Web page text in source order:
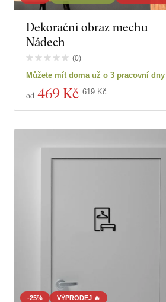
Námořnictví
Svatba
Dekorační obraz mechu -
Nádech
(0)
Můžete mít doma už o 3 pracovní dny
od 469 Kč 619 Kč
-25% VÝPRODEJ 🔥